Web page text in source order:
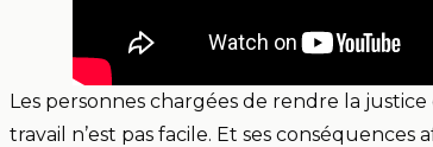
Les personnes chargées de rendre la
travail n’est pas facile. Et ses